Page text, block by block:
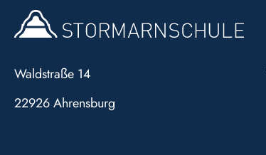
Waldstraße 14
22926 Ahrensburg